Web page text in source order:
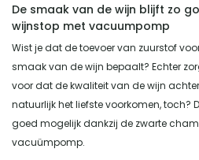
De smaak van de wijn blijft zo
wijnstop met vacuumpomp
Wist je dat de toevoer van zuurstof
smaak van de wijn bepaalt? Echter
voor dat de kwaliteit van de wijn
natuurlijk het liefste voorkomen, toch?
goed mogelijk dankzij de zwarte
vacuümpomp.